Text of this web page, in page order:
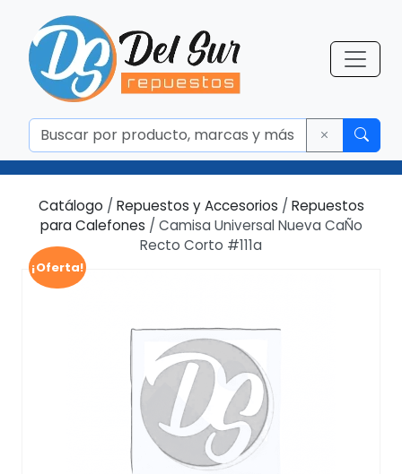
¡Oferta!
Catálogo / Repuestos y Accesorios / Repuestos
para Calefones / Camisa Universal Nueva CaÑo
Recto Corto #111a